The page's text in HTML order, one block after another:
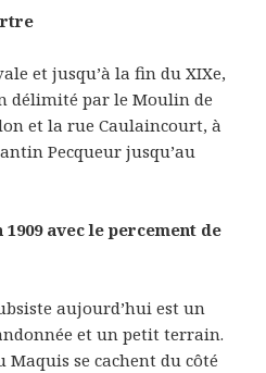
et jusqu’à la fin du XIXe,
délimité par le Moulin de
et la rue Caulaincourt, à
Pecqueur jusqu’au
avec le percement de
aujourd’hui est un
et un petit terrain.
Maquis se cachent du côté